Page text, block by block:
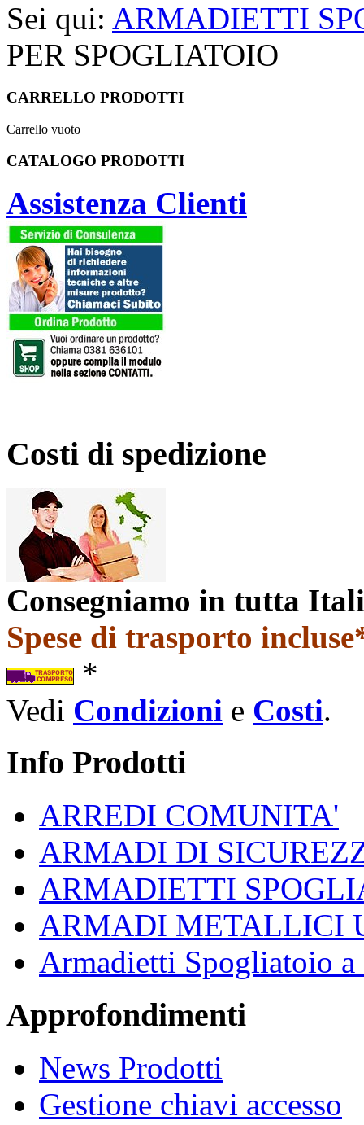
Sei qui: ARMADIETTI
PER SPOGLIATOIO
CARRELLO PRODOTTI
Carrello vuoto
CATALOGO PRODOTTI
Assistenza Clienti
Costi di spedizione
Consegniamo in tutta
Spese di trasporto
*
Vedi Condizioni e Costi.
Info Prodotti
ARREDI COMUNITA'
ARMADI DI
ARMADIETTI
ARMADI METALLICI
Armadietti Spogliatoio a
Approfondimenti
News Prodotti
Gestione chiavi accesso